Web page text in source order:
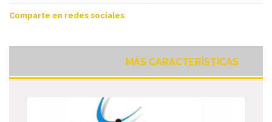
Comparte en redes sociales
MÁS CARACTERÍSTICAS